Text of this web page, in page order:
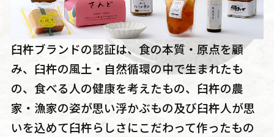
臼杵ブランドの認証は、食の本質・原点を顧
み、臼杵の風土・自然循環の中で生まれたも
の、食べる人の健康を考えたもの、臼杵の農
家・漁家の姿が思い浮かぶもの及び臼杵人が思
いを込めて臼杵らしさにこだわって作ったもの